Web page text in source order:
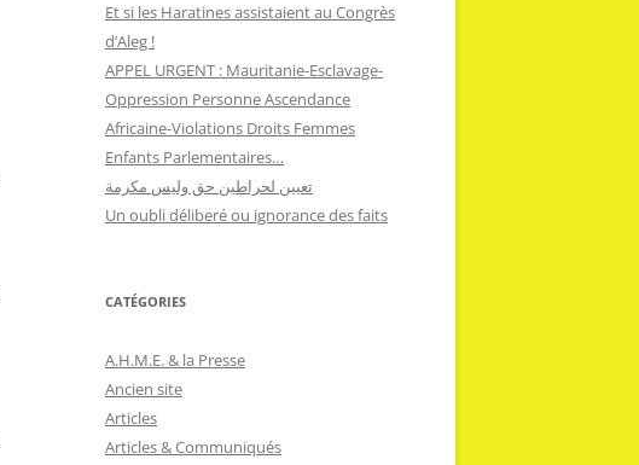
Et si les Haratines assistaient au Congrès
d’Aleg !
APPEL URGENT : Mauritanie-Esclavage-
Oppression Personne Ascendance
Africaine-Violations Droits Femmes
Enfants Parlementaires…
تعيين لحراطين حق وليس مكرمة
Un oubli déliberé ou ignorance des faits
CATÉGORIES
A.H.M.E. & la Presse
Ancien site
Articles
Articles & Communiqués